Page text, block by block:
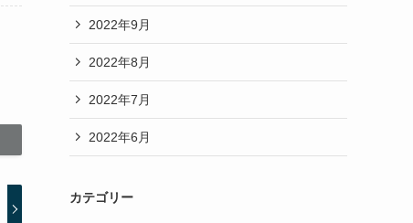
2022年9月
2022年8月
2022年7月
2022年6月
カテゴリー